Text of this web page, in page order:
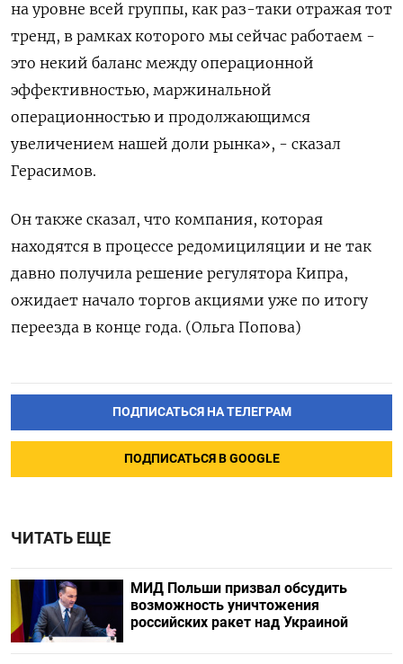
на уровне всей группы, как раз-таки отражая тот
тренд, в рамках которого мы сейчас работаем -
это некий баланс между операционной
эффективностью, маржинальной
операционностью и продолжающимся
увеличением нашей доли рынка», - сказал
Герасимов.
Он также сказал, что компания, которая
находятся в процессе редомициляции и не так
давно получила решение регулятора Кипра,
ожидает начало торгов акциями уже по итогу
переезда в конце года. (Ольга Попова)
ПОДПИСАТЬСЯ НА ТЕЛЕГРАМ
ПОДПИСАТЬСЯ В GOOGLE
ЧИТАТЬ ЕЩЕ
МИД Польши призвал обсудить
возможность уничтожения
российских ракет над Украиной